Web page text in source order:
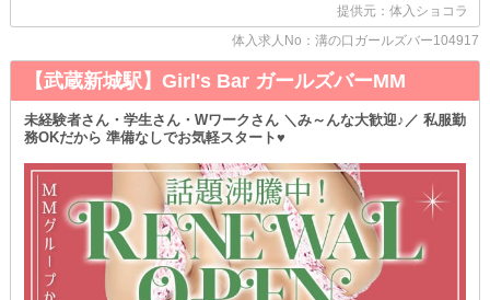
「ナイトワークを始めたいのに、門限が厳しい」「本職の出勤時間
が早め…」
そんな子もご安心ください( ˘ω˘ )♩
当店は、最終電車で帰宅することが可能です！
自分のライフスタイルに合った働き方ができるのも【ティーダ】の
魅力★
＼ほかにも…／
◇男女別のトイレを完備
◇送りあり
など、女の子想いの高待遇がたくさんあります！
(∩´∀｀)∩＜体験入店は随時受付中◎
見学だけでも問題ありませんよ！
ぜひお気軽にご応募くださいね♪
提供元：体入ショコラ
体入求人No：溝の口ガールズバー104917
【武蔵新城駅】Girl's Bar ガールズバーMM
未経験者さん・学生さん・Wワークさん ＼み～んな大歓迎♪／ 私服勤
務OKだから 準備なしでお気軽スタート♥